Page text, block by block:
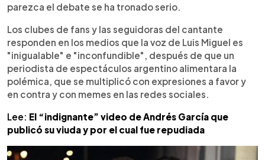
parezca el debate se ha tronado serio.
Los clubes de fans y las seguidoras del cantante
responden en los medios que la voz de Luis Miguel es
"inigualable" e "inconfundible", después de que un
periodista de espectáculos argentino alimentara la
polémica, que se multiplicó con expresiones a favor y
en contra y con memes en las redes sociales.
Lee: El “indignante” video de Andrés García que
publicó su viuda y por el cual fue repudiada